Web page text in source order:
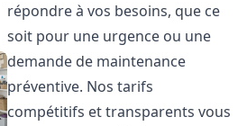
répondre à vos besoins, que ce
soit pour une urgence ou une
demande de maintenance
préventive. Nos tarifs
compétitifs et transparents vous